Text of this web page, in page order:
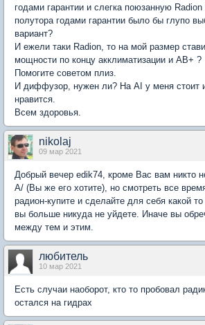
годами гарантии и слегка поюзанную
полутора годами гарантии было бы глупо
вариант?
И ежели таки Radion, то на мой размер
мощности по концу акклиматизации и AB+ ?
Помогите советом плиз.
И диффузор, нужен ли? На AI у меня стоит
нравится.
Всем здоровья.
nikolaj
09 мар 2021
Добрый вечер edik74, кроме Вас вам никто
А/ (Вы же его хотите), но смотреть все
радион-купите и сделайте для себя какой
вы больше никуда не уйдете. Иначе вы
между тем и этим.
любитель
10 мар 2021
Есть случаи наоборот, кто то пробовал
остался на гидрах